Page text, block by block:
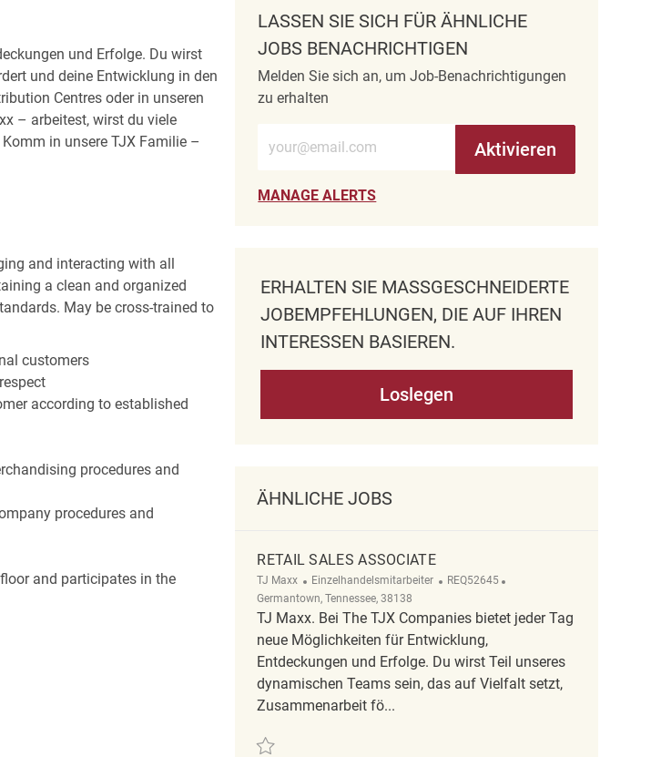
und Erfolge. Du wirst
und deine Entwicklung in den
Centres oder in unseren
– arbeitest, wirst du viele
in unsere TJX Familie –
and interacting with all
a clean and organized
May be cross-trained to
customers
according to established
procedures and
procedures and
and participates in the
LASSEN SIE SICH FÜR ÄHNLICHE
JOBS BENACHRICHTIGEN
Melden Sie sich an, um Job-Benachrichtigungen
zu erhalten
E-Mail-Adresse eingeben (erforderlich)
Aktivieren
MANAGE ALERTS
ERHALTEN SIE MASSGESCHNEIDERTE J
OBEMPFEHLUNGEN, DIE AUF IHREN I
NTERESSEN BASIEREN.
Loslegen
ÄHNLICHE JOBS
RETAIL SALES ASSOCIATE
TJ Maxx Kategorie
Einzelhandelsmitarbeiter ReqId
REQ52645
Germantown, Tennessee, 38138
TJ Maxx. Bei The TJX Companies bietet jeder Tag
neue Möglichkeiten für Entwicklung,
Entdeckungen und Erfolge. Du wirst Teil unseres
dynamischen Teams sein, das auf Vielfalt setzt,
Zusammenarbeit fö...
Retten Retail Sales Associate REQ52645